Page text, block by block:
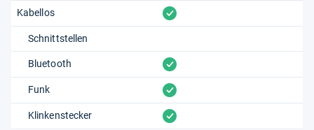
Kabellos vorhanden
Schnittstellen
Bluetooth vorhanden
Funk vorhanden
Klinkenstecker vorhanden